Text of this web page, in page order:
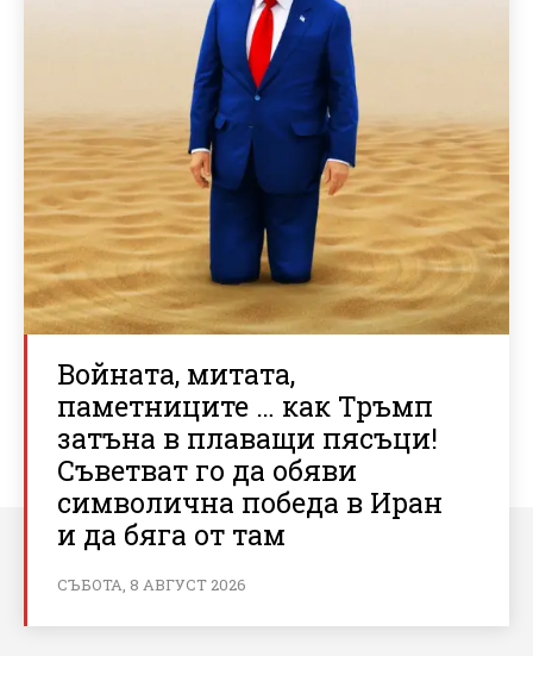
Войната, митата,
паметниците … как Тръмп
затъна в плаващи пясъци!
Съветват го да обяви
символична победа в Иран
и да бяга от там
СЪБОТА, 8 АВГУСТ 2026